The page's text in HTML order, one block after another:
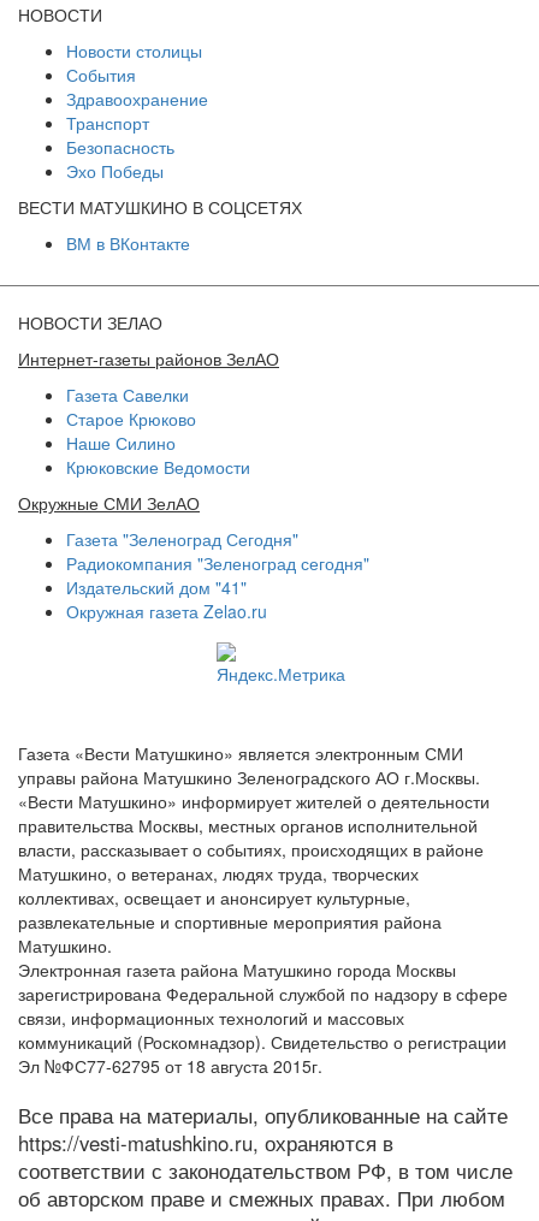
НОВОСТИ
Новости столицы
События
Здравоохранение
Транспорт
Безопасность
Эхо Победы
ВЕСТИ МАТУШКИНО В СОЦСЕТЯХ
ВМ в ВКонтакте
НОВОСТИ ЗЕЛАО
Интернет-газеты районов ЗелАО
Газета Савелки
Старое Крюково
Наше Силино
Крюковские Ведомости
Окружные СМИ ЗелАО
Газета "Зеленоград Сегодня"
Радиокомпания "Зеленоград сегодня"
Издательский дом "41"
Окружная газета Zelao.ru
Газета «Вести Матушкино» является электронным СМИ
управы района Матушкино Зеленоградского АО г.Москвы.
«Вести Матушкино» информирует жителей о деятельности
правительства Москвы, местных органов исполнительной
власти, рассказывает о событиях, происходящих в районе
Матушкино, о ветеранах, людях труда, творческих
коллективах, освещает и анонсирует культурные,
развлекательные и спортивные мероприятия района
Матушкино.
Электронная газета района Матушкино города Москвы
зарегистрирована Федеральной службой по надзору в сфере
связи, информационных технологий и массовых
коммуникаций (Роскомнадзор). Свидетельство о регистрации
Эл №ФС77-62795 от 18 августа 2015г.
Все права на материалы, опубликованные на сайте
https://vesti-matushkino.ru, охраняются в
соответствии с законодательством РФ, в том числе
об авторском праве и смежных правах. При любом